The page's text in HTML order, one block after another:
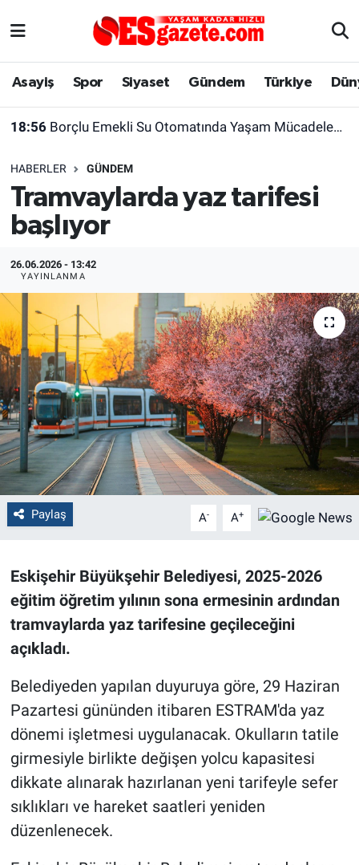
Asayiş Spor Siyaset Gündem Türkiye
18:56 Borçlu Emekli Su Otomatında Yaşam Mücadelesi Veriyor
HABERLER GÜNDEM
Tramvaylarda yaz tarifesi
başlıyor
26.06.2026 - 13:42
YAYINLANMA
Paylaş A- A+
Eskişehir Büyükşehir Belediyesi, 2025-2026
eğitim öğretim yılının sona ermesinin ardından
tramvaylarda yaz tarifesine geçileceğini
açıkladı.
Belediyeden yapılan duyuruya göre, 29 Haziran
Pazartesi gününden itibaren ESTRAM'da yaz
dönemi işletmesi uygulanacak. Okulların tatile
girmesiyle birlikte değişen yolcu kapasitesi
dikkate alınarak hazırlanan yeni tarifeyle sefer
sıklıkları ve hareket saatleri yeniden
düzenlenecek.
Asayiş
Türkiye
Dünya
Sağlık
Alış-Veriş/İş dünyası
Yaşam
Eskişehirspor Arşivi
Eskişehir Arşivi
Röportaj
Ekonomi
Kültür Sanat
Politika
Bilecik
Kütahya
Gezi
Çevre
Yerel
Bilim ve Teknoloji
Eskişehir Nöbetçi Eczaneler
Süper Lig Puan Durumu ve Fikstür
Tüm Manşetler
Son Dakika Haberleri
Haber Arşivi